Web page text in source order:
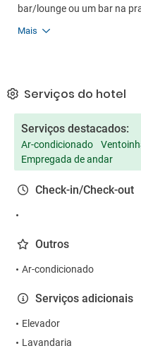
bar/lounge ou um bar na
Mais
Serviços do hotel
Serviços destacados:
Ar-condicionado
Empregada de andar
Check-in/Check-out
Outros
Ar-condicionado
Serviços adicionais
Elevador
Lavandaria